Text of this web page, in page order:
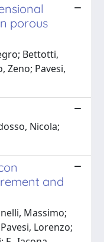
porous
Bettotti,
Zeno; Pavesi,
Nicola;
and
Massimo;
Lorenzo;